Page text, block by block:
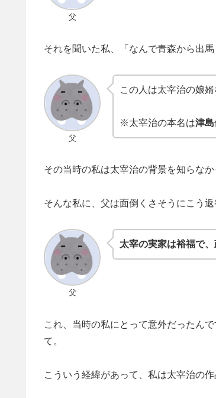
父
それを聞いた私、「なんで青森から出馬
父
この人は太宰治の娘婿
※太宰治の本名は津島
その当時の私は太宰治の背景を知らな
そんな私に、父は面倒くさそうにこう返
父
太宰の実家は裕福で、
これ、当時の私にとって意外だったん
て。
こういう経緯があって、私は太宰治の